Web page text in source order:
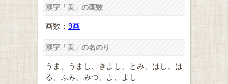
漢字「美」の画数
画数： 9画
漢字「美」の名のり
うま、うまし、きよし、とみ、はし、は
る、ふみ、みつ、よ、よし